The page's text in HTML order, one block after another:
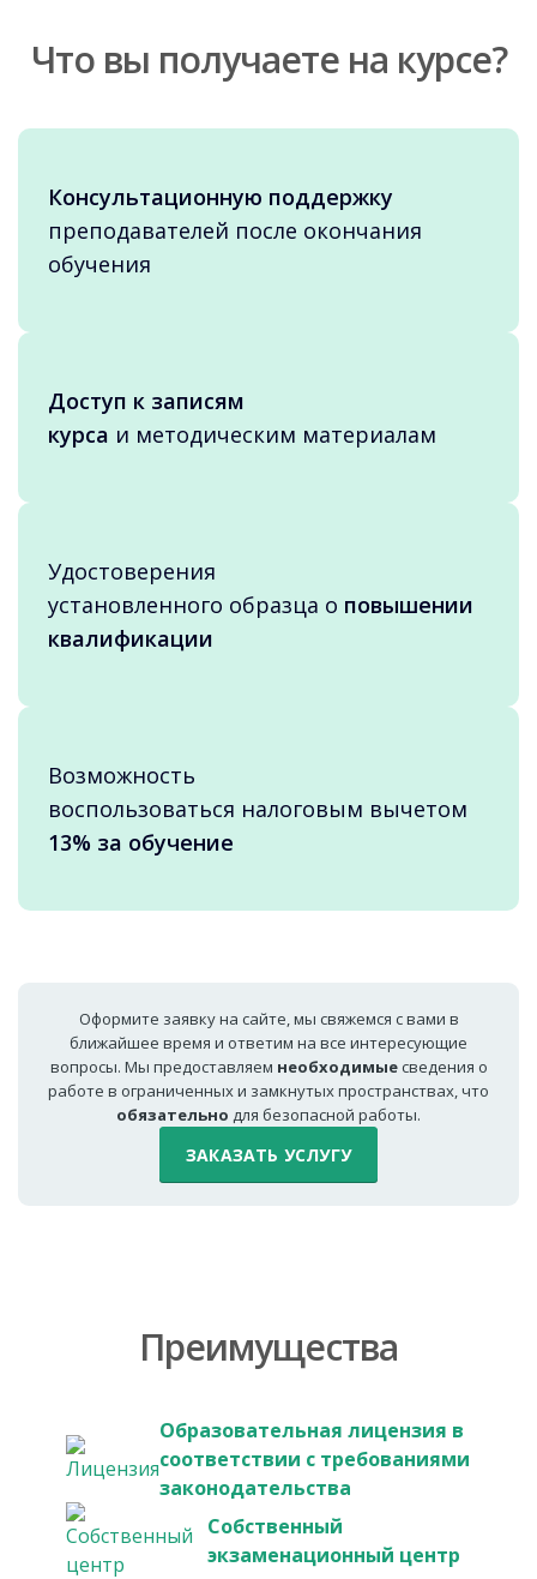
Что вы получаете на курсе?
Консультационную поддержку
преподавателей после окончания
обучения
Доступ к записям
курса и методическим материалам
Удостоверения
установленного образца о повышении
квалификации
Возможность
воспользоваться налоговым вычетом
13% за обучение
ЗАКАЗАТЬ УСЛУГУ
Оформите заявку на сайте, мы свяжемся с вами в
ближайшее время и ответим на все интересующие
вопросы. Мы предоставляем необходимыесведения о
работе в ограниченных и замкнутых пространствах, что
обязательно для безопасной работы.
Преимущества
Образовательная лицензия в
соответствии с требованиями
законодательства
Собственный
экзаменационный центр